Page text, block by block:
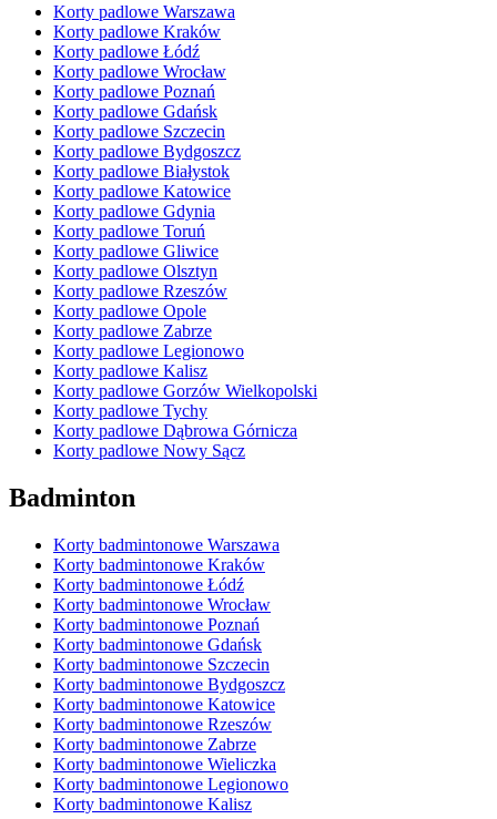
Korty padlowe Warszawa
Korty padlowe Kraków
Korty padlowe Łódź
Korty padlowe Wrocław
Korty padlowe Poznań
Korty padlowe Gdańsk
Korty padlowe Szczecin
Korty padlowe Bydgoszcz
Korty padlowe Białystok
Korty padlowe Katowice
Korty padlowe Gdynia
Korty padlowe Toruń
Korty padlowe Gliwice
Korty padlowe Olsztyn
Korty padlowe Rzeszów
Korty padlowe Opole
Korty padlowe Zabrze
Korty padlowe Legionowo
Korty padlowe Kalisz
Korty padlowe Gorzów Wielkopolski
Korty padlowe Tychy
Korty padlowe Dąbrowa Górnicza
Korty padlowe Nowy Sącz
Badminton
Korty badmintonowe Warszawa
Korty badmintonowe Kraków
Korty badmintonowe Łódź
Korty badmintonowe Wrocław
Korty badmintonowe Poznań
Korty badmintonowe Gdańsk
Korty badmintonowe Szczecin
Korty badmintonowe Bydgoszcz
Korty badmintonowe Katowice
Korty badmintonowe Rzeszów
Korty badmintonowe Zabrze
Korty badmintonowe Wieliczka
Korty badmintonowe Legionowo
Korty badmintonowe Kalisz